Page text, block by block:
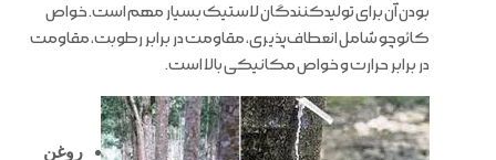
بودن آن برای تولیدکنندگان لاستیک بسیار مهم است. خواص
کائوچو شامل انعطاف‌پذیری، مقاومت در برابر رطوبت، مقاومت
در برابر حرارت و خواص مکانیکی بالا است.
روغن